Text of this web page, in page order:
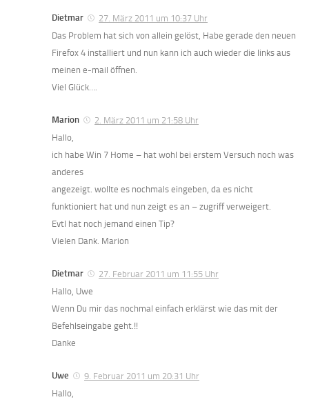
Dietmar
27. März 2011 um 10:37 Uhr
Das Problem hat sich von allein gelöst, Habe gerade den neuen
Firefox 4 installiert und nun kann ich auch wieder die links aus
meinen e-mail öffnen.
Viel Glück….
Marion
2. März 2011 um 21:58 Uhr
Hallo,
ich habe Win 7 Home – hat wohl bei erstem Versuch noch was
anderes
angezeigt. wollte es nochmals eingeben, da es nicht
funktioniert hat und nun zeigt es an – zugriff verweigert.
Evtl hat noch jemand einen Tip?
Vielen Dank. Marion
Dietmar
27. Februar 2011 um 11:55 Uhr
Hallo, Uwe
Wenn Du mir das nochmal einfach erklärst wie das mit der
Befehlseingabe geht.!!
Danke
Uwe
9. Februar 2011 um 20:31 Uhr
Hallo,